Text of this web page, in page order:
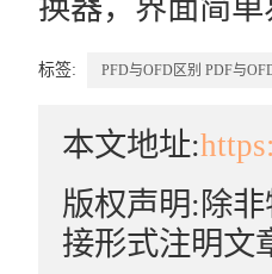
换器，界面简
标签: PFD与OFD区别 PDF与
本文地址:
版权声明:除
接形式注明文